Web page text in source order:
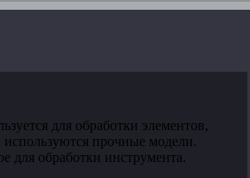
для обработки элементов,
используются прочные модели.
для обработки инструмента.